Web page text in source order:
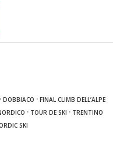
·DOBBIACO ·FINAL CLIMB DELL’ALPE
· TOUR DE SKI · TRENTINO
SKI